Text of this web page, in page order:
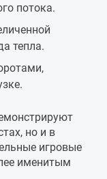
потока.
тепла.
но и в
игровые
именитым